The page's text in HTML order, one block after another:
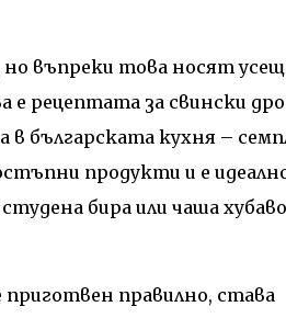
въпреки това носят
рецептата за свински
в българската кухня –
продукти и е
бира или чаша хубаво
правилно, става